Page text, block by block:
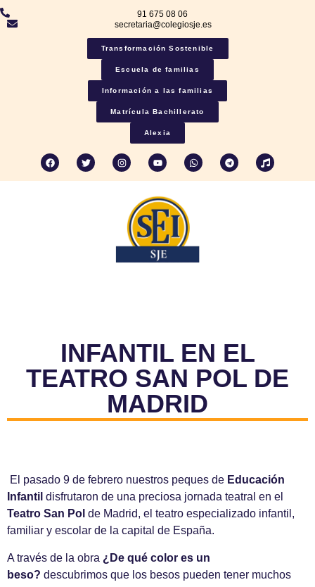
91 675 08 06
secretaria@colegiosje.es
Transformación Sostenible
Escuela de familias
Información a las familias
Matrícula Bachillerato
Alexia
INFANTIL EN EL
TEATRO SAN POL DE
MADRID
El pasado 9 de febrero nuestros peques de Educación
Infantil disfrutaron de una preciosa jornada teatral en el
Teatro San Pol de Madrid, el teatro especializado infantil,
familiar y escolar de la capital de España.
A través de la obra ¿De qué color es un
beso? descubrimos que los besos pueden tener muchos